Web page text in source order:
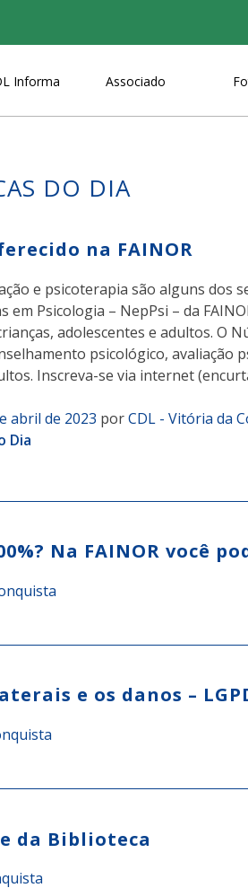
Informa Associado
DO DIA
na FAINOR
e psicoterapia são alguns dos
em Psicologia – NepPsi – da
adolescentes e adultos. O
psicológico, avaliação
Inscreva-se via internet
abril de 2023 porCDL - Vitória da
Dia
Na FAINOR você
e os danos –
da Biblioteca